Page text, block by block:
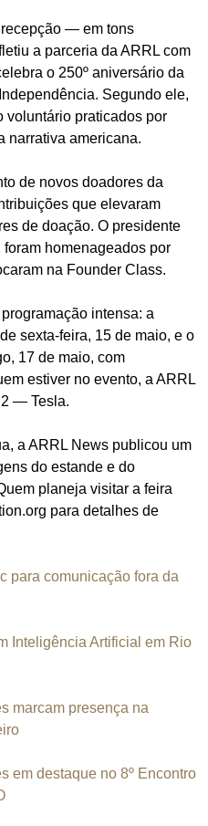
— em tons
a parceria da ARRL com
o 250º aniversário da
Segundo ele,
voluntário praticados por
narrativa americana.
de novos doadores da
que elevaram
de doação. O presidente
homenageados por
na Founder Class.
intensa: a
sexta-feira, 15 de maio, e o
17 de maio, com
estiver no evento, a ARRL
— Tesla.
a ARRL News publicou um
do estande e do
planeja visitar a feira
para detalhes de
para comunicação fora da
Inteligência Artificial em Rio
marcam presença na
em destaque no 8º Encontro